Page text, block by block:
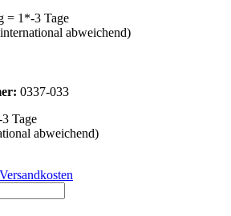
= 1*-3 Tage
abweichend)
0337-033
Tage
abweichend)
Versandkosten